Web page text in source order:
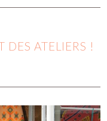
ATELIERS !